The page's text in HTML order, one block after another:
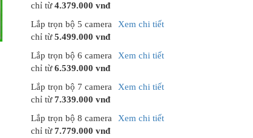
chỉ từ4.379.000 vnđ
Lắp trọn bộ 5 camera
chỉ từ5.499.000 vnđ
Xem chi tiết
Lắp trọn bộ 6 camera
chỉ từ6.539.000 vnđ
Xem chi tiết
Lắp trọn bộ 7 camera
chỉ từ7.339.000 vnđ
Xem chi tiết
Lắp trọn bộ 8 camera
chỉ từ7.779.000 vnđ
Xem chi tiết